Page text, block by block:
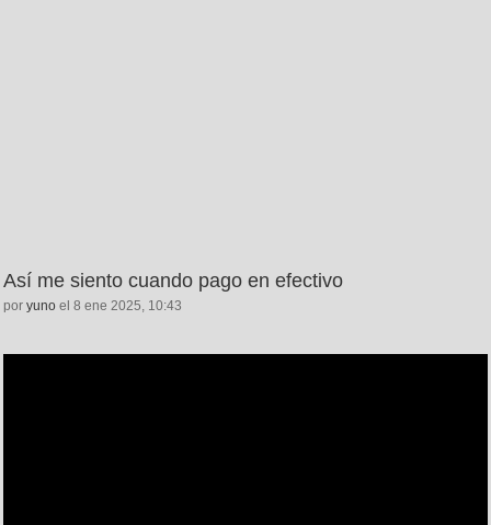
Así me siento cuando pago en efectivo
por yuno el 8 ene 2025, 10:43